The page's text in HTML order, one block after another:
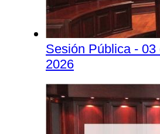
Sesión Pública - 03
2026